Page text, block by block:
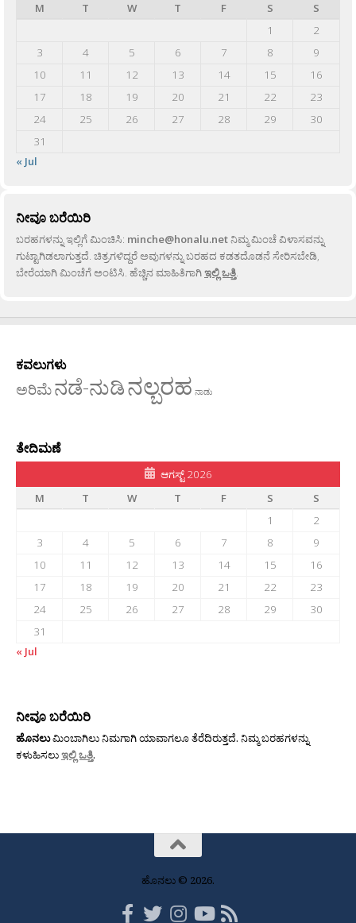
M
T W T F S
S
1
2
3
4 5 6 7 8
9
10
11 12 13 14 15
16
17
18 19 20 21 22
23
24
25 26 27 28 29
30
31
« Jul
ನೀವೂ ಬರೆಯಿರಿ
ಬರಹಗಳನ್ನು ಇಲ್ಲಿಗೆ ಮಿಂಚಿಸಿ: minche@honalu.netನಿಮ್ಮ ಮಿಂಚೆ ವಿಳಾಸವನ್ನು
ಗುಟ್ಟಾಗಿಡಲಾಗುತ್ತದೆ. ಚಿತ್ರಗಳಿದ್ದರೆ ಅವುಗಳನ್ನು ಬರಹದ ಕಡತದೊಡನೆ ಸೇರಿಸಬೇಡಿ,
ಬೇರೆಯಾಗಿ ಮಿಂಚೆಗೆ ಅಂಟಿಸಿ. ಹೆಚ್ಚಿನ ಮಾಹಿತಿಗಾಗಿಇಲ್ಲಿ ಒತ್ತಿ.
ಕವಲುಗಳು
ಅರಿಮೆನಡೆ-ನುಡಿನಲ್ಬರಹ ನಾಡು
ತೇದಿಮಣೆ
ಆಗಸ್ಟ್ 2026
M
T W T F S
S
1
2
3
4 5 6 7 8
9
10
11 12 13 14 15
16
17
18 19 20 21 22
23
24
25 26 27 28 29
30
31
« Jul
ನೀವೂ ಬರೆಯಿರಿ
ಹೊನಲುಮಿಂಬಾಗಿಲು ನಿಮಗಾಗಿ ಯಾವಾಗಲೂ ತೆರೆದಿರುತ್ತದೆ. ನಿಮ್ಮ ಬರಹಗಳನ್ನು
ಕಳುಹಿಸಲುಇಲ್ಲಿ ಒತ್ತಿ.
ಹೊನಲು © 2026.